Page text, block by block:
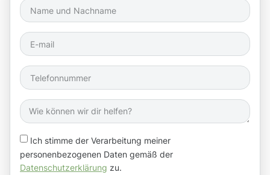
Ich stimme der Verarbeitung meiner
personenbezogenen Daten gemäß der
Datenschutzerklärung zu.